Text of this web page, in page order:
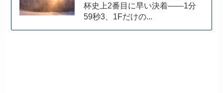
杯史上2番目に早い決着――1分
59秒3、1Fだけの...